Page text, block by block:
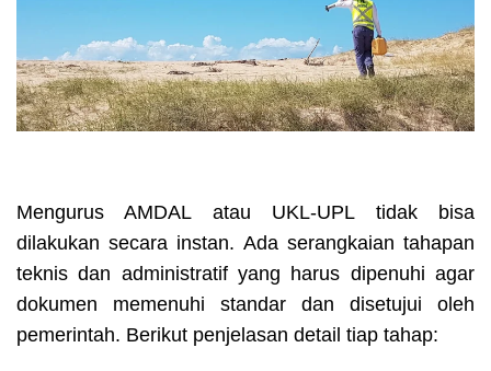
Mengurus AMDAL atau UKL-UPL tidak bisa
dilakukan secara instan. Ada serangkaian tahapan
teknis dan administratif yang harus dipenuhi agar
dokumen memenuhi standar dan disetujui oleh
pemerintah. Berikut penjelasan detail tiap tahap: